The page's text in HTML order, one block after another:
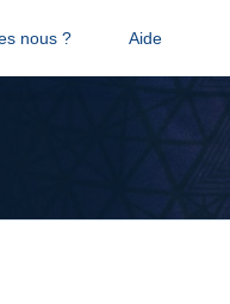
nous ? Aide